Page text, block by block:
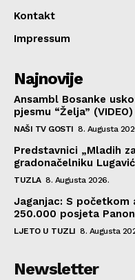
Kontakt
Impressum
Najnovije
Ansambl Bosanke
pjesmu “Želja” (VIDEO)
NAŠI TV GOSTI 8. Augusta
Predstavnici „Mladih
gradonačelniku
TUZLA 8. Augusta 2026.
Jaganjac: S početkom
250.000 posjeta
LJETO U TUZLI 8. Augusta
Newsletter